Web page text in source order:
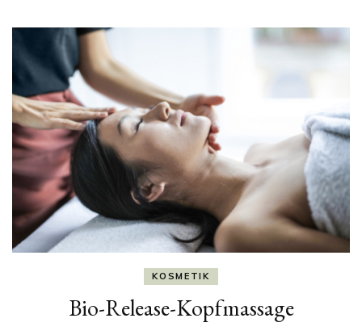
KOSMETIK
Bio-Release-Kopfmassage